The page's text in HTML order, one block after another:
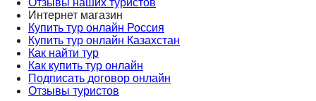
Интернет магазин
Купить тур онлайн Россия
Купить тур онлайн Казахстан
Как найти тур
Как купить тур онлайн
Подписать договор онлайн
Отзывы туристов